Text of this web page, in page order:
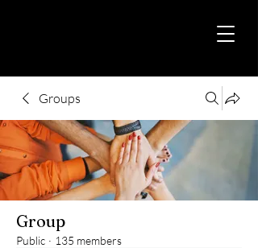
Groups
Group
Public · 135 members